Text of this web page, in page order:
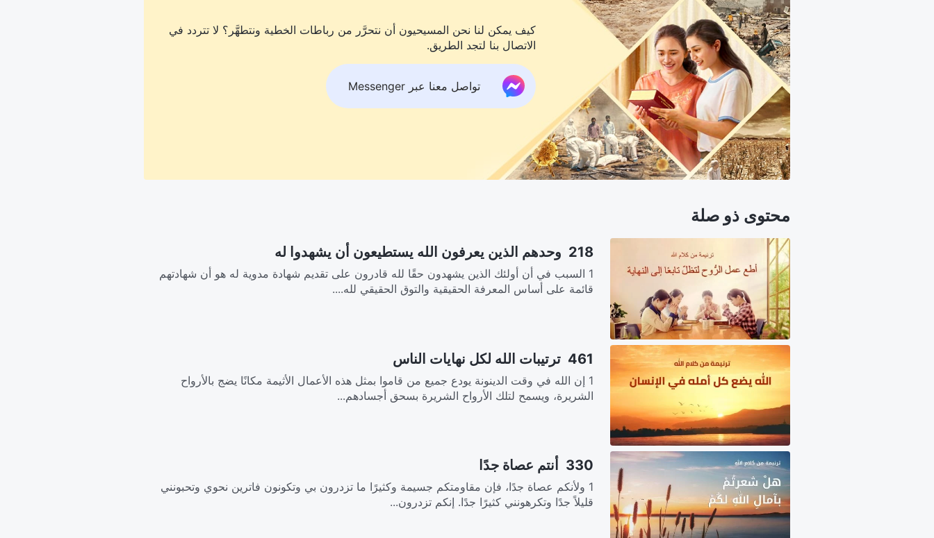
كيف يمكن لنا نحن المسيحيون أن نتحرَّر من رباطات الخطية ونتطهَّر؟ لا تتردد في
الاتصال بنا لتجد الطريق.
تواصل معنا عبر Messenger
محتوى ذو صلة
218 وحدهم الذين يعرفون الله يستطيعون أن يشهدوا له
1 السبب في أن أولئك الذين يشهدون حقًا لله قادرون على تقديم شهادة مدوية له هو أن شهادتهم
قائمة على أساس المعرفة الحقيقية والتوق الحقيقي لله....
461 ترتيبات الله لكل نهايات الناس
1 إن الله في وقت الدينونة يودع جميع من قاموا بمثل هذه الأعمال الأثيمة مكانًا يضج بالأرواح
الشريرة، ويسمح لتلك الأرواح الشريرة بسحق أجسادهم...
330 أنتم عصاة جدًا
1 ولأنكم عصاة جدًا، فإن مقاومتكم جسيمة وكثيرًا ما تزدرون بي وتكونون فاترين نحوي وتحبونني
قليلاً جدًا وتكرهونني كثيرًا جدًا. إنكم تزدرون...